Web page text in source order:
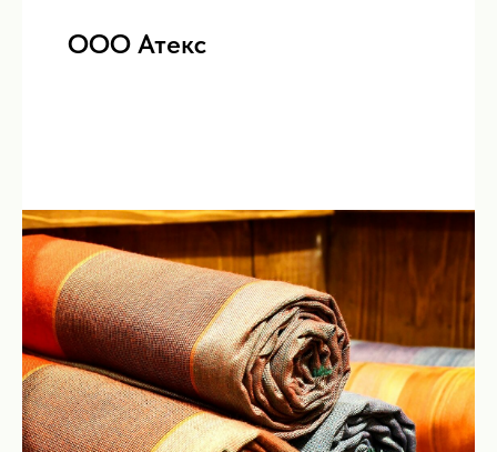
ООО Атекс
вашей задачи
ассистента
Начинаете диалог с
выбранным ассистентом
Экспортируете результат
в DOCX/Markdown
Или просто вводите запросы напрямую,
минуя ассистентов, и получаете
релевантный результат в удобном для
вас формате